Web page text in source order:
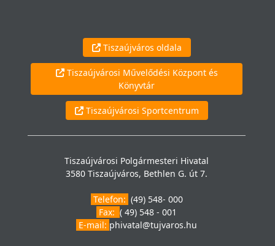
Tiszaújváros oldala
Tiszaújvárosi Művelődési Központ és
Könyvtár
Tiszaújvárosi Sportcentrum
Tiszaújvárosi Polgármesteri Hivatal
3580 Tiszaújváros, Bethlen G. út 7.
Telefon: (49) 548- 000
Fax: ( 49) 548 - 001
E-mail: phivatal@tujvaros.hu